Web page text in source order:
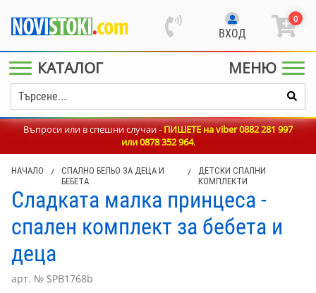
ВХОД
0
КАТАЛОГ МЕНЮ
Въпроси или в спешни случаи -ПИШЕТЕ на viber 0882 281 997
или0878 352 964.
НАЧАЛО /
СПАЛНО БЕЛЬО ЗА ДЕЦА И
БЕБЕТА
/
ДЕТСКИ СПАЛНИ
КОМПЛЕКТИ
Сладката малка принцеса -
спален комплект за бебета и
деца
арт. № SPB1768b